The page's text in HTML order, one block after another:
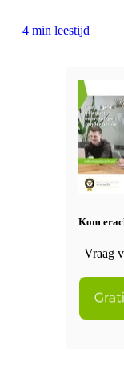
4 min leestijd
Kom
Vraag